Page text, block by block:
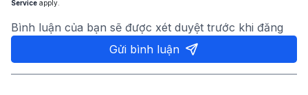
Service apply.
Bình luận của bạn sẽ được xét duyệt trước khi đăng
Gửi bình luận